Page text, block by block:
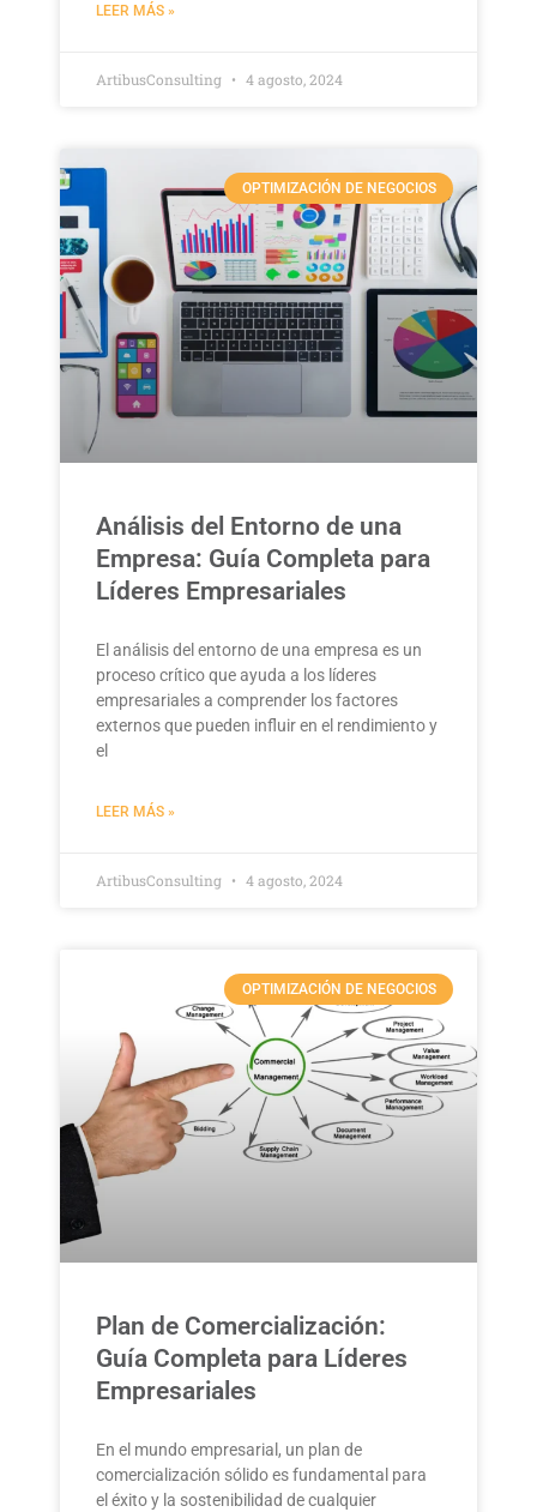
LEER MÁS »
ArtibusConsulting 4 agosto, 2024
OPTIMIZACIÓN DE NEGOCIOS
Análisis del Entorno de una
Empresa: Guía Completa para
Líderes Empresariales
El análisis del entorno de una empresa es un
proceso crítico que ayuda a los líderes
empresariales a comprender los factores
externos que pueden influir en el rendimiento y
el
LEER MÁS »
ArtibusConsulting 4 agosto, 2024
OPTIMIZACIÓN DE NEGOCIOS
Plan de Comercialización:
Guía Completa para Líderes
Empresariales
En el mundo empresarial, un plan de
comercialización sólido es fundamental para
el éxito y la sostenibilidad de cualquier